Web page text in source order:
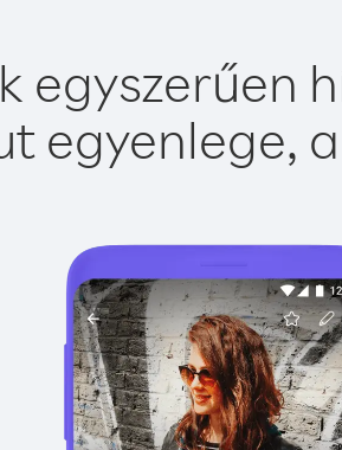
egyszerűen
egyenlege,